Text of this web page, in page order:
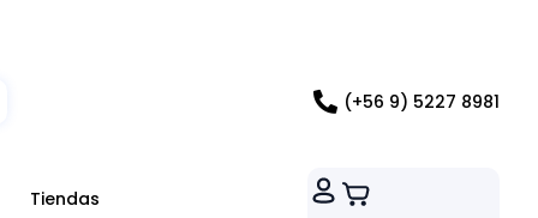
(+56 9) 5227 8981
Tiendas